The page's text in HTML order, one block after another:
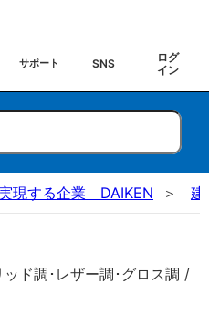
サポート SNS
ログ
イン
現する企業 DAIKEN 建
ド調･レザー調･グロス調 /